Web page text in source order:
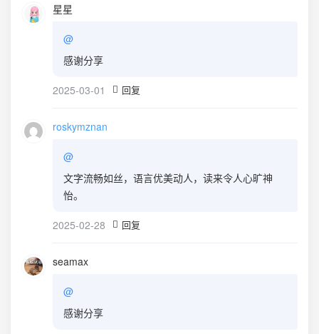
星星
@
感谢分享
2025-03-01 回复
roskymznan
@
文字流畅如丝，语言优美动人，读来令人心旷神
怡。
2025-02-28 回复
seamax
@
感谢分享